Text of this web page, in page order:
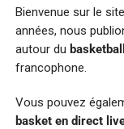
Bienvenue sur le
années, nous
autour du basketball
francophone.
Vous pouvez
basket en direct